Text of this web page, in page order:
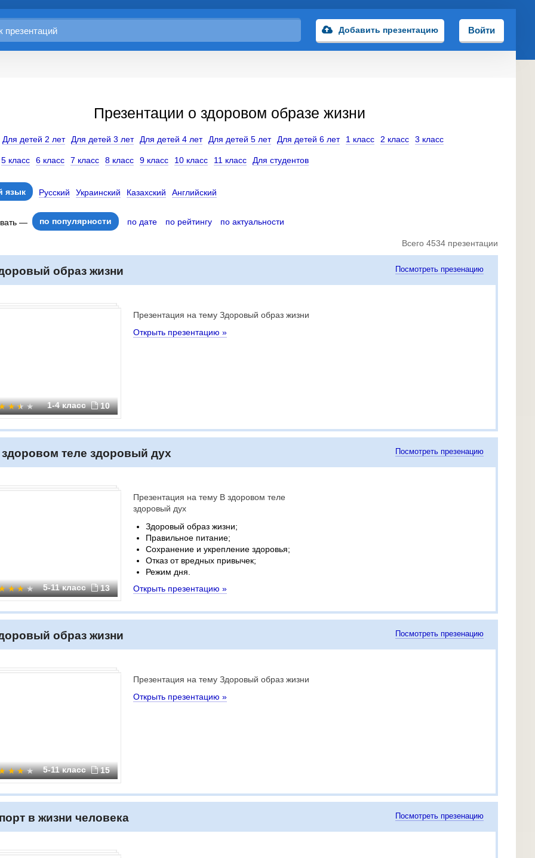
Добавить презентацию Войти
Презентации о здоровом образе жизни
Для детей 2 лет Для детей 3 лет Для детей 4 лет Для детей 5 лет Для детей 6 лет 1 класс 2 класс 3 класс
5 класс 6 класс 7 класс 8 класс 9 класс 10 класс 11 класс Для студентов
язык Русский Украинский Казахский Английский
— по популярности по дате по рейтингу по актуальности
Всего 4534 презентации
образ жизни Посмотреть презенацию
1-4 класс 10
Презентация на тему Здоровый образ жизни
Открыть презентацию »
теле здоровый дух Посмотреть презенацию
5-11 класс 13
Презентация на тему В здоровом теле
здоровый дух
Здоровый образ жизни;
Правильное питание;
Сохранение и укрепление здоровья;
Отказ от вредных привычек;
Режим дня.
Открыть презентацию »
образ жизни Посмотреть презенацию
5-11 класс 15
Презентация на тему Здоровый образ жизни
Открыть презентацию »
в жизни человека Посмотреть презенацию